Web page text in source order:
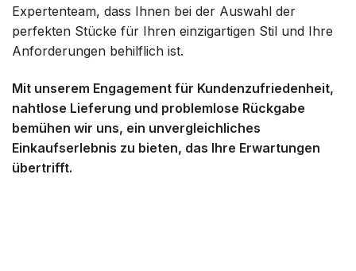
Expertenteam, dass Ihnen bei der Auswahl der
perfekten Stücke für Ihren einzigartigen Stil und Ihre
Anforderungen behilflich ist.
Mit unserem Engagement für Kundenzufriedenheit,
nahtlose Lieferung und problemlose Rückgabe
bemühen wir uns, ein unvergleichliches
Einkaufserlebnis zu bieten, das Ihre Erwartungen
übertrifft.